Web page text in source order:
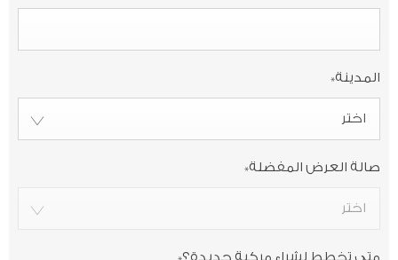
المدينة*
اختر
صالة العرض المفضلة*
اختر
متى تخطط لشراء مركبة جديدة؟*